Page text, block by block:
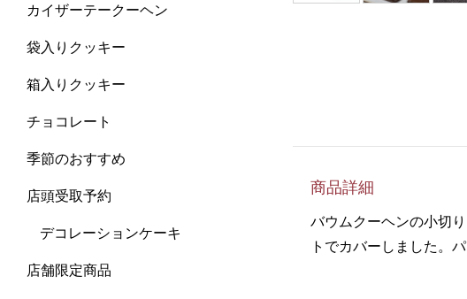
カイザーテークーヘン
袋入りクッキー
箱入りクッキー
チョコレート
季節のおすすめ
店頭受取予約
デコレーションケーキ
店舗限定商品
商品詳細
バウムクーヘンの小切
トでカバーしました。